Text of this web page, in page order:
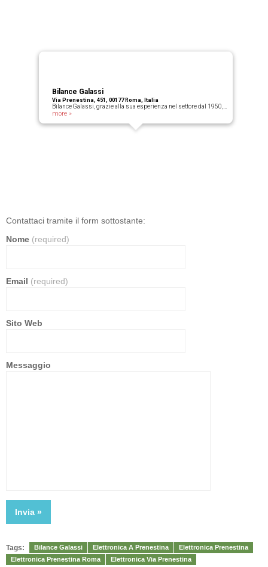
Bilance Galassi
Via Prenestina, 451, 00177 Roma, Italia
Bilance Galassi, grazie alla sua esperienza nel settore dal 1950,…
more »
Contattaci tramite il form sottostante:
Nome (required)
Email (required)
Sito Web
Messaggio
Tags: Bilance Galassi Elettronica A Prenestina
Elettronica Prenestina
Elettronica Prenestina Roma
Elettronica Via Prenestina